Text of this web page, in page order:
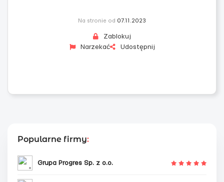
Na stronie od 07.11.2023
Zablokuj
Narzekać
Udostępnij
Popularne firmy:
Grupa Progres Sp. z o.o.